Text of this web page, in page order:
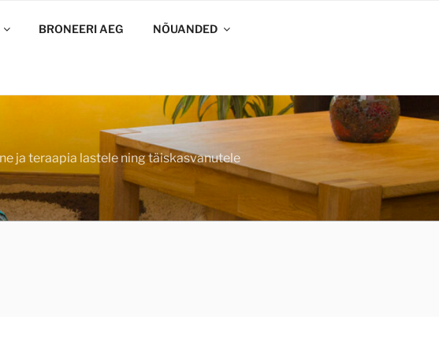
ja teraapia lastele ning täiskasvanutele
BRONEERI AEG NÕUANDED